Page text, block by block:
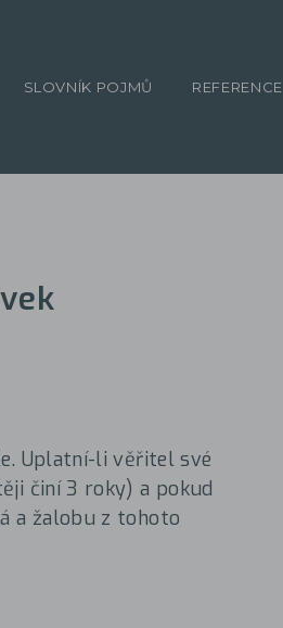
Uplatní-li věřitel své
činí 3 roky) a pokud
a žalobu z tohoto
SLOVNÍK POJMŮ REFERENCE